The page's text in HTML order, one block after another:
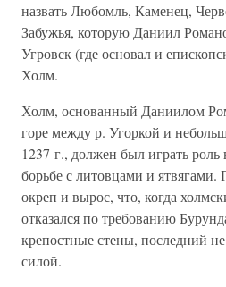
назвать Любомль, Каменец,
Забужья, которую Даниил
Угровск (где основал и
Холм.
Холм, основанный Даниилом
горе между р. Угоркой и
1237 г., должен был играть
борьбе с литовцами и
окреп и вырос, что, когда
отказался по требованию
крепостные стены, последний
силой.